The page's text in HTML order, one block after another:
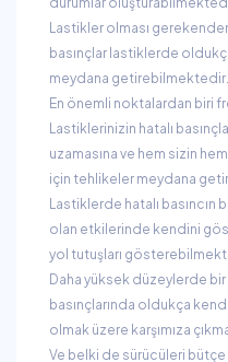
Lastikler olması
basınçlar lastiklerde
meydana getirebilmektedir.
En önemli noktalardan biri
Lastiklerinizin hatalı
uzamasına ve hem sizin
için tehlikeler meydana
Lastiklerde hatalı
olan etkilerinde kendini
yol tutuşları
Daha yüksek düzeylerde bir
basınçlarında oldukça
olmak üzere karşımıza
Ve belki de sürücüleri bütçe